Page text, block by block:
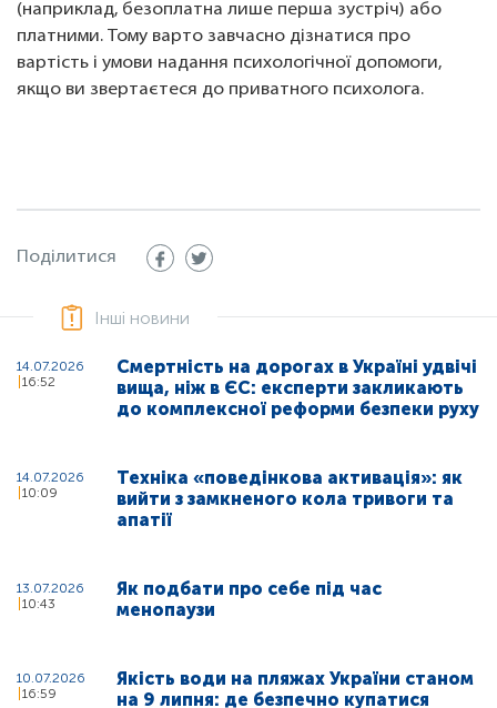
(наприклад, безоплатна лише перша зустріч) або
платними. Тому варто завчасно дізнатися про
вартість і умови надання психологічної допомоги,
якщо ви звертаєтеся до приватного психолога.
Поділитися
Інші новини
14.07.2026
16:52
Смертність на дорогах в Україні удвічі
вища, ніж в ЄС: експерти закликають
до комплексної реформи безпеки руху
14.07.2026
10:09
Техніка «поведінкова активація»: як
вийти з замкненого кола тривоги та
апатії
13.07.2026
10:43
Як подбати про себе під час
менопаузи
10.07.2026
16:59
Якість води на пляжах України станом
на 9 липня: де безпечно купатися